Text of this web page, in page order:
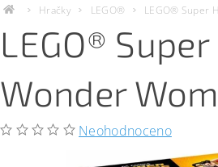
Hračky LEGO® LEGO® Super
LEGO®
Wonder
Neohodnoceno